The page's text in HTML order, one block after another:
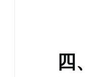
四、